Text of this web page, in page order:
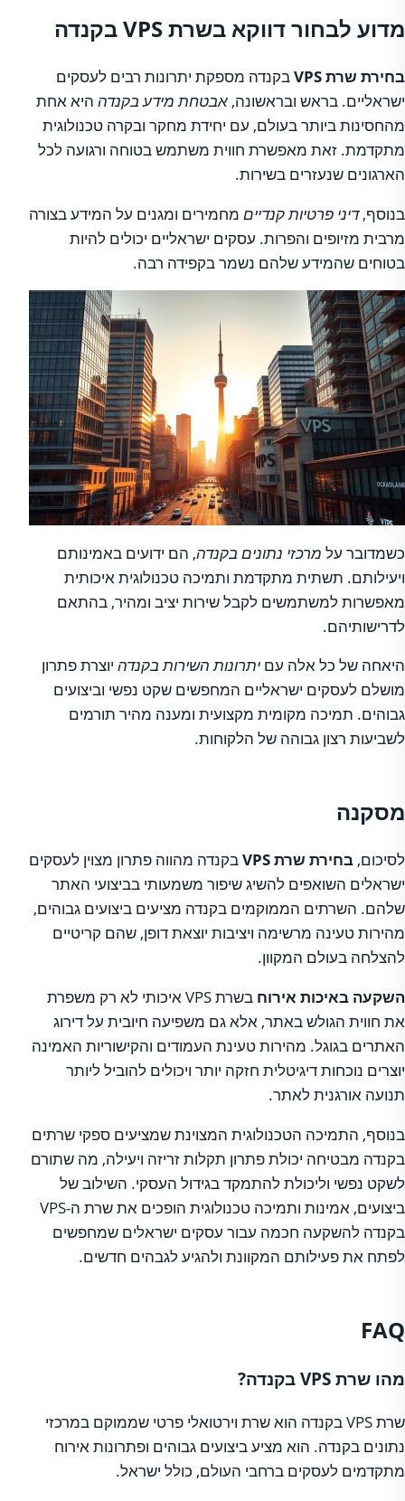
מדוע לבחור דווקא בשרת VPS בקנדה
בחירת שרת VPS
בקנדה מספקת יתרונות רבים לעסקים
ישראליים. בראש ובראשונה, אבטחת מידע בקנדה היא אחת
מהחסינות ביותר בעולם, עם יחידת מחקר ובקרה טכנולוגית
מתקדמת. זאת מאפשרת חווית משתמש בטוחה ורגועה לכל
הארגונים שנעזרים בשירות.
בנוסף,דיני פרטיות קנדיים מחמירים ומגנים על המידע בצורה
מרבית מזיופים והפרות. עסקים ישראליים יכולים להיות
בטוחים שהמידע שלהם נשמר בקפידה רבה.
כשמדובר על מרכזי נתונים בקנדה, הם ידועים באמינותם
ויעילותם. תשתית מתקדמת ותמיכה טכנולוגית איכותית
מאפשרות למשתמשים לקבל שירות יציב ומהיר, בהתאם
לדרישותיהם.
היאחה של כל אלה עם יתרונות השירות בקנדה יוצרת פתרון
מושלם לעסקים ישראליים המחפשים שקט נפשי וביצועים
גבוהים. תמיכה מקומית מקצועית ומענה מהיר תורמים
לשביעות רצון גבוהה של הלקוחות.
מסקנה
לסיכום, בחירת שרת VPS
בקנדה מהווה פתרון מצוין לעסקים
ישראלים השואפים להשיג שיפור משמעותי בביצועי האתר
שלהם. השרתים הממוקמים בקנדה מציעים ביצועים גבוהים,
מהירות טעינה מרשימה ויציבות יוצאת דופן, שהם קריטיים
להצלחה בעולם המקוון.
השקעה באיכות אירוח
בשרת VPS איכותי לא רק משפרת
את חווית הגולש באתר, אלא גם משפיעה חיובית על דירוג
האתרים בגוגל. מהירות טעינת העמודים והקישוריות האמינה
יוצרים נוכחות דיגיטלית חזקה יותר ויכולים להוביל ליותר
תנועה אורגנית לאתר.
בנוסף, התמיכה הטכנולוגית המצוינת שמציעים ספקי שרתים
בקנדה מבטיחה יכולת פתרון תקלות זריזה ויעילה, מה שתורם
לשקט נפשי וליכולת להתמקד בגידול העסקי. השילוב של
ביצועים, אמינות ותמיכה טכנולוגית הופכים את שרת ה-VPS
בקנדה להשקעה חכמה עבור עסקים ישראלים שמחפשים
לפתח את פעילותם המקוונת ולהגיע לגבהים חדשים.
FAQ
מהו שרת VPS בקנדה?
שרת VPS בקנדה הוא שרת וירטואלי פרטי שממוקם במרכזי
נתונים בקנדה. הוא מציע ביצועים גבוהים ופתרונות אירוח
מתקדמים לעסקים ברחבי העולם, כולל ישראל.